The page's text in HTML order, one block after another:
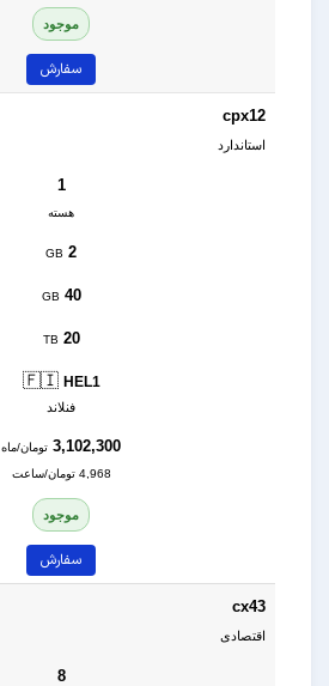
موجود
سفارش
cpx12
استاندارد
1
هسته
2
GB
40
GB
20
TB
🇫🇮 HEL1
فنلاند
3,102,300 تومان/ماه
4,968 تومان/ساعت
موجود
سفارش
cx43
اقتصادی
8